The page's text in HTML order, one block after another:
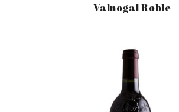
Valnogal Roble